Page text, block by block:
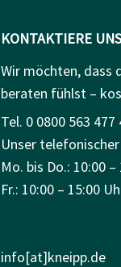
KONTAKTIERE UNS
Wir möchten, dass
beraten fühlst –
Tel. 0 0800 563 477
Unser
Mo. bis Do.: 10:00
Fr.: 10:00 – 15:00
info[at]kneipp.de